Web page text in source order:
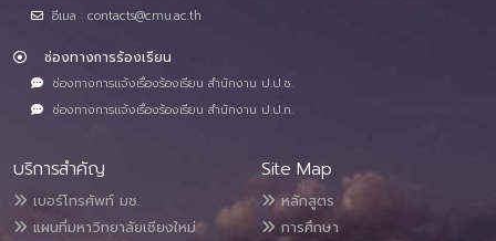
อีเมล : contacts@cmu.ac.th
ช่องทางการร้องเรียน
ช่องทางการแจ้งเรื่องร้องเรียน สำนักงาน ป.ป.ช.
ช่องทางการแจ้งเรื่องร้องเรียน สำนักงาน ป.ป.ท.
บริการสำคัญ
เบอร์โทรศัพท์ มช.
แผนที่มหาวิทยาลัยเชียงใหม่
Site Map
หลักสูตร
การศึกษา